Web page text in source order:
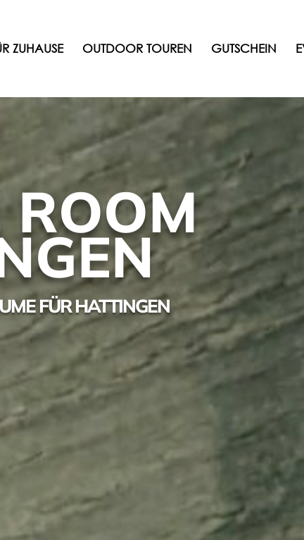
ZUHAUSE OUTDOOR TOUREN GUTSCHEIN
ROOM
FÜR HATTINGEN